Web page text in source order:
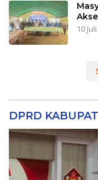
10
DPRD